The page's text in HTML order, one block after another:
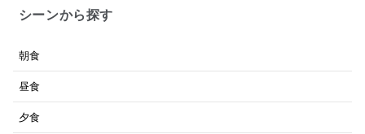
シーンから探す
朝食
昼食
夕食